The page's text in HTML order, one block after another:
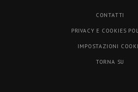
CONTATTI
PRIVACY E COOKIES
IMPOSTAZIONI
TORNA SU